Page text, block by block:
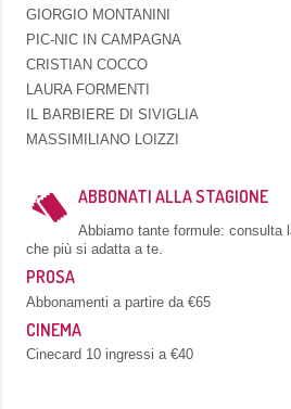
GIORGIO MONTANINI
PIC-NIC IN CAMPAGNA
CRISTIAN COCCO
LAURA FORMENTI
IL BARBIERE DI SIVIGLIA
MASSIMILIANO LOIZZI
ABBONATI ALLA STAGIONE
Abbiamo tante formule: consulta
che più si adatta a te.
PROSA
Abbonamenti a partire da €65
CINEMA
Cinecard 10 ingressi a €40